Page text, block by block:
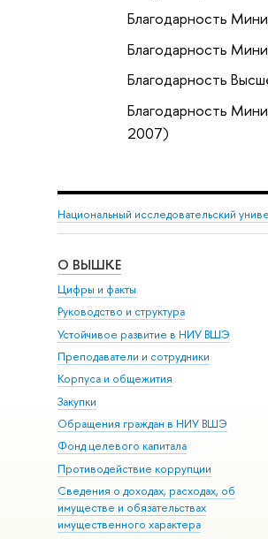
Благодарность
Благодарность
Благодарность
Благодарность
2007)
Национальный исследовательский
О ВЫШКЕ
Цифры и факты
Руководство и структура
Устойчивое развитие в НИУ ВШЭ
Преподаватели и сотрудники
Корпуса и общежития
Закупки
Обращения граждан в НИУ ВШЭ
Фонд целевого капитала
Противодействие коррупции
Сведения о доходах, расходах, об
имуществе и обязательствах
имущественного характера